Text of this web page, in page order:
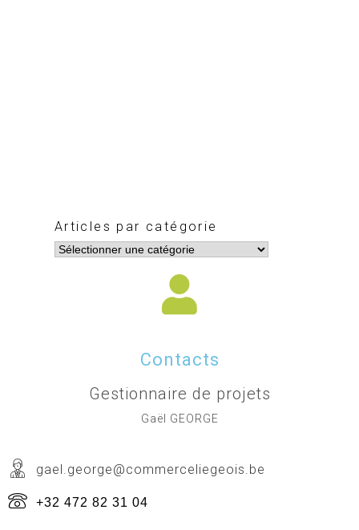
Articles par catégorie
Contacts
Gestionnaire de projets
Gaël GEORGE
gael.george@commerceliegeois.be
+32 472 82 31 04